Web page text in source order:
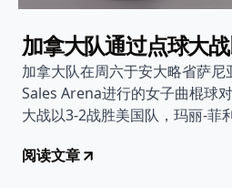
加拿大队通过点球大
加拿大队在周六于安大略省萨
Sales Arena进行的女子曲棍球
大战以3-2战胜美国队，玛丽-菲
阅读文章